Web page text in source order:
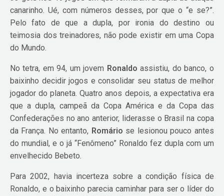
canarinho. Ué, com números desses, por que o “e se?”.
Pelo fato de que a dupla, por ironia do destino ou
teimosia dos treinadores, não pode existir em uma Copa
do Mundo.
No tetra, em 94, um jovem Ronaldo assistiu, do banco, o
baixinho decidir jogos e consolidar seu status de melhor
jogador do planeta. Quatro anos depois, a expectativa era
que a dupla, campeã da Copa América e da Copa das
Confederações no ano anterior, liderasse o Brasil na copa
da França. No entanto, Romário se lesionou pouco antes
do mundial, e o já “Fenômeno” Ronaldo fez dupla com um
envelhecido Bebeto.
Para 2002, havia incerteza sobre a condição física de
Ronaldo, e o baixinho parecia caminhar para ser o líder do